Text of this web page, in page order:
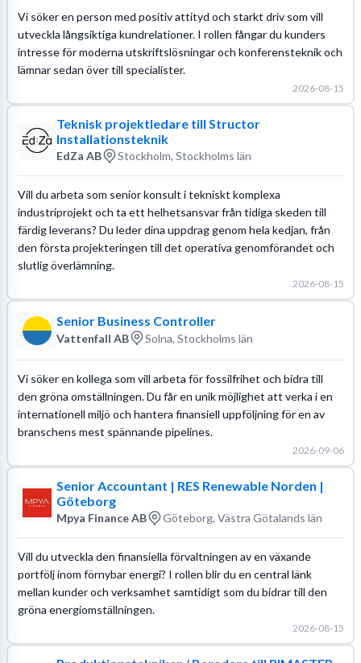
Vi söker en person med positiv attityd och starkt driv som vill
utveckla långsiktiga kundrelationer. I rollen fångar du kunders
intresse för moderna utskriftslösningar och konferensteknik och
lämnar sedan över till specialister.
2026-08-15
Teknisk projektledare till Structor
Installationsteknik
EdZa AB Stockholm, Stockholms län
Vill du arbeta som senior konsult i tekniskt komplexa
industriprojekt och ta ett helhetsansvar från tidiga skeden till
färdig leverans? Du leder dina uppdrag genom hela kedjan, från
den första projekteringen till det operativa genomförandet och
slutlig överlämning.
2026-08-15
Senior Business Controller
Vattenfall AB Solna, Stockholms län
Vi söker en kollega som vill arbeta för fossilfrihet och bidra till
den gröna omställningen. Du får en unik möjlighet att verka i en
internationell miljö och hantera finansiell uppföljning för en av
branschens mest spännande pipelines.
2026-09-06
Senior Accountant | RES Renewable Norden |
Göteborg
Mpya Finance AB Göteborg, Västra Götalands län
Vill du utveckla den finansiella förvaltningen av en växande
portfölj inom förnybar energi? I rollen blir du en central länk
mellan kunder och verksamhet samtidigt som du bidrar till den
gröna energiomställningen.
2026-08-15